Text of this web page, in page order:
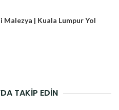
Malezya | Kuala Lumpur Yol
TAKİP EDİN